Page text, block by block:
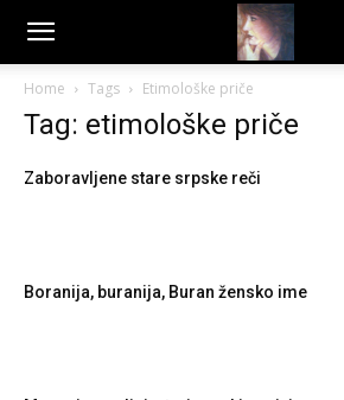
Dragana
Amarilis
Home Tags Etimološke priče
Tag: etimološke priče
Zaboravljene stare srpske reči
Boranija, buranija, Buran žensko ime